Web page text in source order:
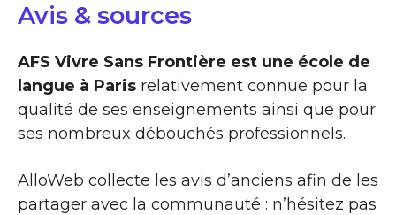
Avis & sources
AFS Vivre Sans Frontière est une école de
langue à Paris relativement connue pour la
qualité de ses enseignements ainsi que pour
ses nombreux débouchés professionnels.
AlloWeb collecte les avis d’anciens afin de les
partager avec la communauté : n’hésitez pas